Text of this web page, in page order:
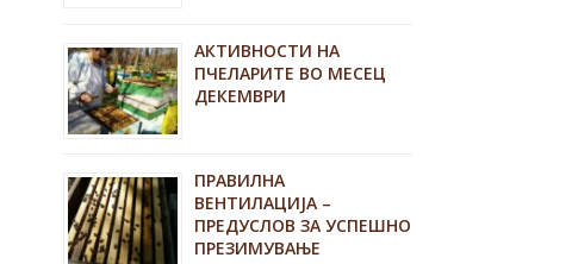
АКТИВНОСТИ НА
ПЧЕЛАРИТЕ ВО МЕСЕЦ
ДЕКЕМВРИ
ПРАВИЛНА
ВЕНТИЛАЦИЈА –
ПРЕДУСЛОВ ЗА УСПЕШНО
ПРЕЗИМУВАЊЕ